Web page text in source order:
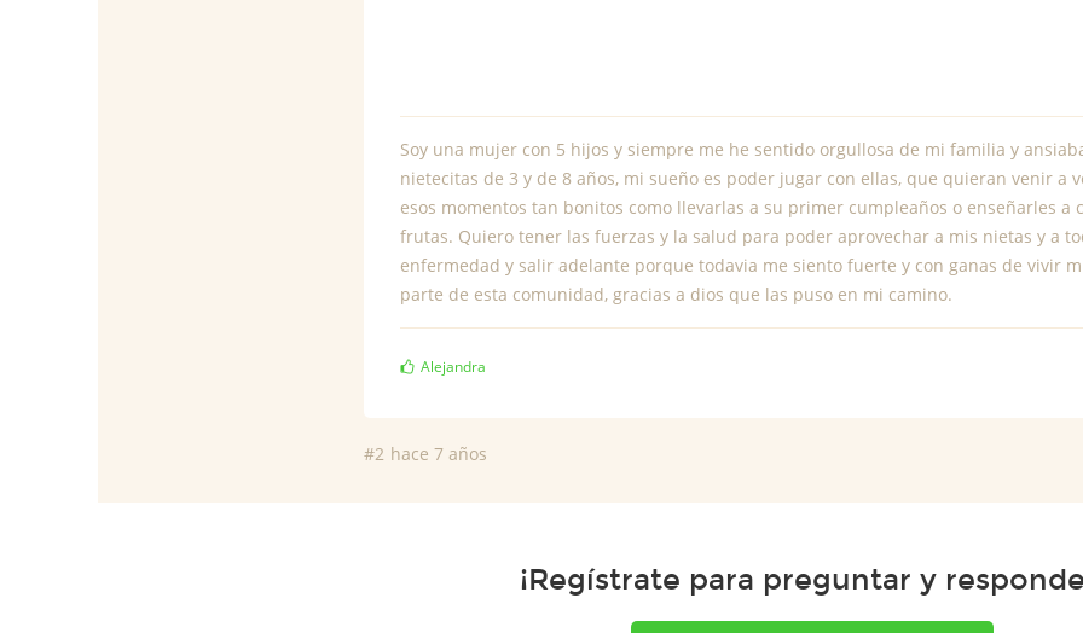
Soy una mujer con 5 hijos y siempre me he sentido orgullosa de mi familia y
nietecitas de 3 y de 8 años, mi sueño es poder jugar con ellas, que quieran venir a
esos momentos tan bonitos como llevarlas a su primer cumpleaños o enseñarles
frutas. Quiero tener las fuerzas y la salud para poder aprovechar a mis nietas y a
enfermedad y salir adelante porque todavia me siento fuerte y con ganas de vivir
parte de esta comunidad, gracias a dios que las puso en mi camino.
Alejandra
#2 hace 7 años
¡Regístrate para preguntar y